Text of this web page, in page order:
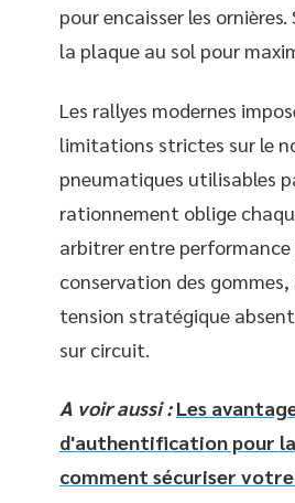
pour encaisser les
la plaque au sol pour
Les rallyes modernes
limitations strictes sur le
pneumatiques utilisables
rationnement oblige
arbitrer entre performance
conservation des gommes,
tension stratégique
sur circuit.
A voir aussi : Les
d'authentification pour la
comment sécuriser